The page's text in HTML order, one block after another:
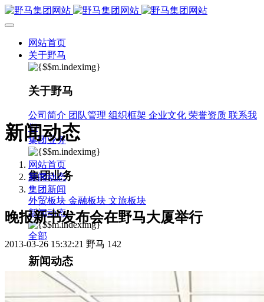
网站首页
关于野马
关于野马
公司简介 团队管理 组织框架 企业文化 荣誉资质 联系我
们
集团业务
集团业务
外贸板块 金融板块 文旅板块
新闻动态
全部
新闻动态
集团新闻 媒体报道
往来名人
新闻动态
网站首页
新闻动态
集团新闻
晚报新书发布会在野马大厦举行
2013-03-26 15:32:21 野马 142